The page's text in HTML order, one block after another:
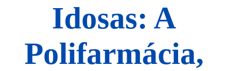
Idosas: A
Polifarmácia,